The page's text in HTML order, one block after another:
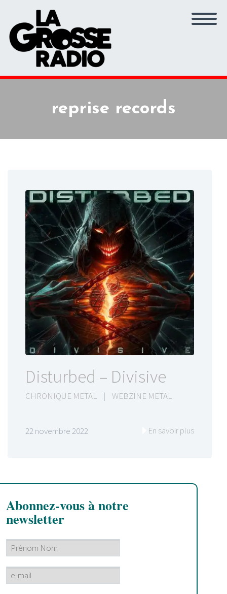
reprise records
Disturbed – Divisive
CHRONIQUE METAL | WEBZINE METAL
22 novembre 2022 En savoir plus
Abonnez-vous à notre
newsletter